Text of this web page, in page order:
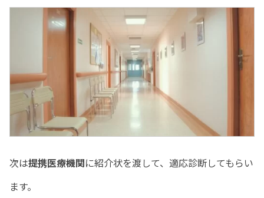
次は提携医療機関に紹介状を渡して、適応診断してもらい
ます。